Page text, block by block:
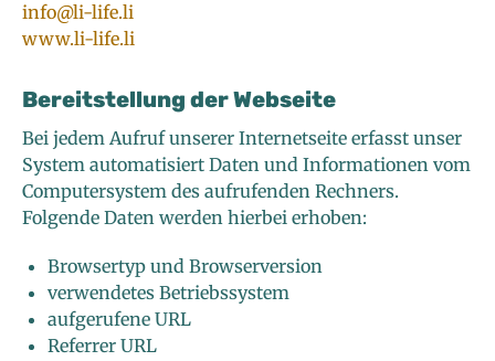
info@li-life.li
www.li-life.li
Bereitstellung der Webseite
Bei jedem Aufruf unserer Internetseite erfasst unser
System automatisiert Daten und Informationen vom
Computersystem des aufrufenden Rechners.
Folgende Daten werden hierbei erhoben:
Browsertyp und Browserversion
verwendetes Betriebssystem
aufgerufene URL
Referrer URL